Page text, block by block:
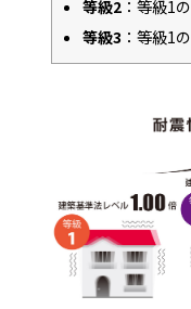
等級2 ：等級1の
等級3 ：等級1の